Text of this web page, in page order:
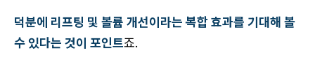
덕분에 리프팅 및 볼륨 개선이라는 복합 효과를 기대해 볼
수 있다는 것이 포인트죠.